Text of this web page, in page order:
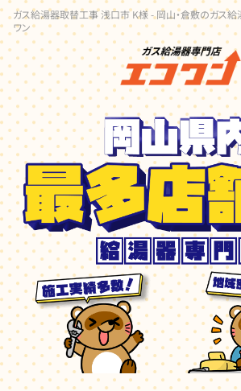
ガス給湯器取替工事 浅口市 K様 - 岡山・倉敷のガス給
ワン